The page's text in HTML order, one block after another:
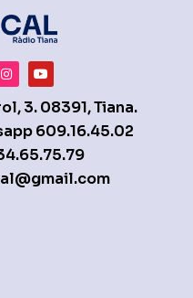
3. 08391, Tiana.
609.16.45.02